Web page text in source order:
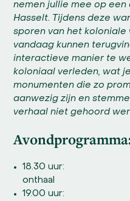
nemen jullie mee op
Hasselt. Tijdens deze
sporen van het
vandaag kunnen
interactieve manier te
koloniaal verleden, wat
monumenten die zo
aanwezig zijn en
verhaal niet gehoord
18.30 uur:
onthaal
19.00 uur: